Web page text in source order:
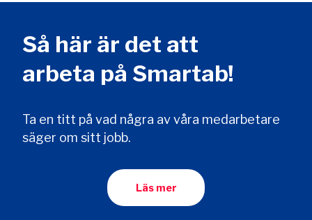
Så här är det att
arbeta på Smartab!
Ta en titt på vad några av våra medarbetare
säger om sitt jobb.
Läs mer